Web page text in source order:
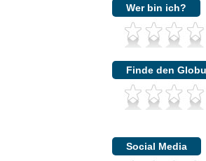
Wer bin ich?
Finde den
Social Media